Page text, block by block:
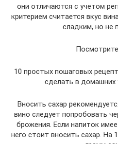
они отличаются с учетом
критерием считается вкус
сладким, но не
10 простых пошаговых
сделать в домашних
Вносить сахар
вино следует попробовать
брожения. Если напиток
него стоит вносить сахар. На